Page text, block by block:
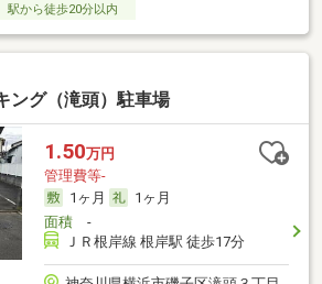
駅から徒歩20分以内
ング（滝頭）駐車場
1.50万円
管理費等-
1ヶ月
1ヶ月
面積-
ＪＲ根岸線 根岸駅 徒歩17分